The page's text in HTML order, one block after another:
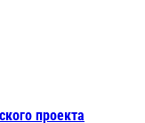
проекта